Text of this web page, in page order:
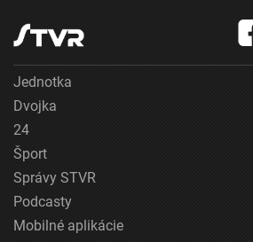
Jednotka
Dvojka
24
Šport
Správy STVR
Podcasty
Mobilné aplikácie